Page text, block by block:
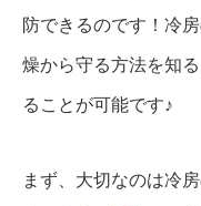
防できるのです！冷
燥から守る方法を知
ることが可能です♪
まず、大切なのは冷房